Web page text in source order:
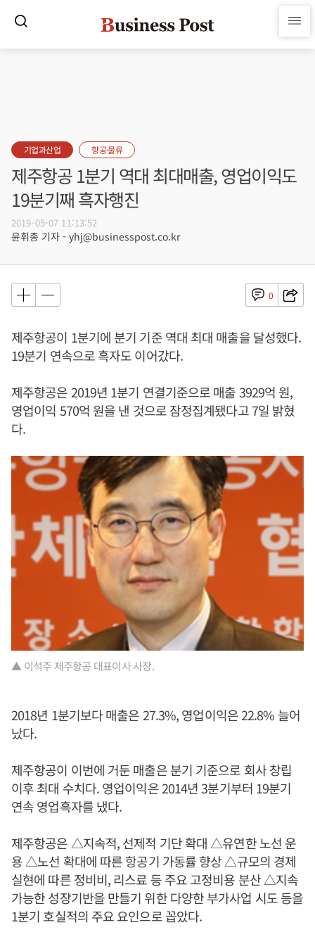
기업과산업 항공·물류
제주항공 1분기 역대 최대매출, 영업이익도
19분기째 흑자행진
2019-05-07 11:13:52
윤휘종 기자 - yhj@businesspost.co.kr
0
제주항공이 1분기에 분기 기준 역대 최대 매출을 달성했다.
19분기 연속으로 흑자도 이어갔다.
제주항공은 2019년 1분기 연결기준으로 매출 3929억 원,
영업이익 570억 원을 낸 것으로 잠정집계됐다고 7일 밝혔
다.
▲ 이석주 제주항공 대표이사 사장.
2018년 1분기보다 매출은 27.3%, 영업이익은 22.8% 늘어
났다.
제주항공이 이번에 거둔 매출은 분기 기준으로 회사 창립
이후 최대 수치다. 영업이익은 2014년 3분기부터 19분기
연속 영업흑자를 냈다.
제주항공은 △지속적, 선제적 기단 확대 △유연한 노선 운
용 △노선 확대에 따른 항공기 가동률 향상 △규모의 경제
실현에 따른 정비비, 리스료 등 주요 고정비용 분산 △지속
가능한 성장기반을 만들기 위한 다양한 부가사업 시도 등을
1분기 호실적의 주요 요인으로 꼽았다.